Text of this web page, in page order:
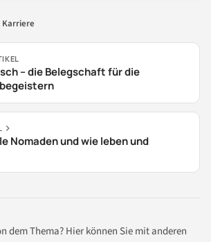
Karriere
– die Belegschaft für die
Nomaden und wie leben und
dem Thema? Hier können Sie mit anderen